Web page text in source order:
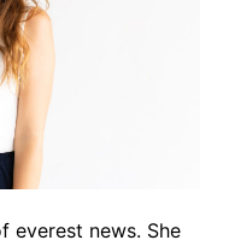
everest news. She